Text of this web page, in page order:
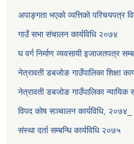
अपाङ्गता भएकाे व्यत्तिकाे परिचयपत्र
गाउँ सभा संचालन कार्यविधि २०७४
घ वर्ग निर्माण व्यवसायी इजाजतपत्र
नेत्रावती डबजाेङ गाउँपालिका शिक्षा
नेत्रावती डबजोङ गाउँपालिका न्यायिक
विपद काेष सञ्चालन कार्यविधि, २०७४_
संस्था दर्ता सम्बन्धि कार्यविधि २०७५